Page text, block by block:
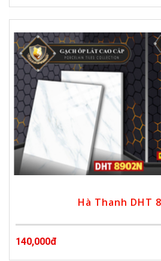
Hà Thanh DHT
140,000đ